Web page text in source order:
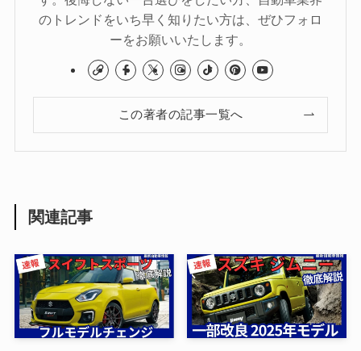
のトレンドをいち早く知りたい方は、ぜひフォロ
ーをお願いいたします。
この著者の記事一覧へ
関連記事